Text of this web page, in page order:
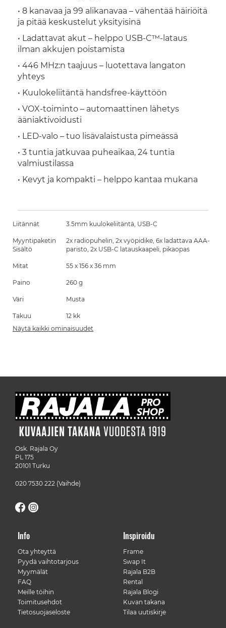
• 8 kanavaa ja 99 alikanavaa – vähentää häiriöitä
ja pitää keskustelut yksityisinä
• Ladattavat akut – helppo USB-C™-lataus
ilman akkujen poistamista
• 446 MHz:n taajuus – luotettava langaton
yhteys
• Kuulokeliitäntä handsfree-käyttöön
• VOX-toiminto – automaattinen lähetys
ääniaktivoidusti
• LED-valo – tuo lisävalaistusta pimeässä
• 3 tuntia jatkuvaa puheaikaa, 24 tuntia
valmiustilassa
• Kevyt ja kompakti – helppo kantaa mukana
Liitännät 3.5mm kuulokeliitäntä, USB-C
Myyntipaketin
Sisältö
2x radiopuhelin, 2x vyöpidike, 6x ladattava AAA-
paristo, 2x USB-C latauskaapeli, pikaopas
Mitat 55 x 156 x 36 mm
Paino 260 g
Väri Musta
Takuu
12 kk
Näytä kaikki ominaisuudet
Osk. Rajala Oy
PL 175
20101 Turku
020 7530 222 (Vaihde)
Info
Ota yhteyttä
Pyydä vaihtotarjous
Myymälät
FAQ
Meille töihin
Toimitusehdot
Tietosuojaseloste
Inspiroidu
Frame
Swap It
Rajala B2B
Rental
Rajala Blogi
Kuvan takana
Tilaa uutiskirje